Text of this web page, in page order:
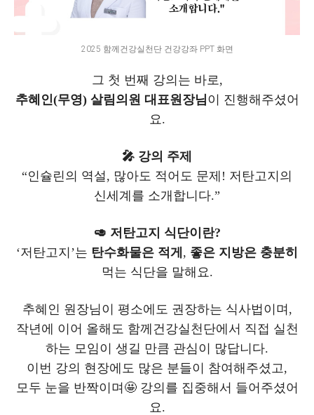
2025 함께건강실천단 건강강좌 PPT 화면
그 첫 번째 강의는 바로,
추혜인(무영) 살림의원 대표원장님 이 진행해주셨어
요.
🎤 강의 주제
“인슐린의 역설, 많아도 적어도 문제! 저탄고지의
신세계를 소개합니다.”
🥑 저탄고지 식단이란?
‘저탄고지’는 탄수화물은 적게 , 좋은 지방은 충분히
먹는 식단을 말해요.
추혜인 원장님이 평소에도 권장하는 식사법이며,
작년에 이어 올해도 함께건강실천단에서 직접 실천
하는 모임이 생길 만큼 관심이 많답니다.
이번 강의 현장에도 많은 분들이 참여해주셨고,
모두 눈을 반짝이며🤩 강의를 집중해서 들어주셨어
요.